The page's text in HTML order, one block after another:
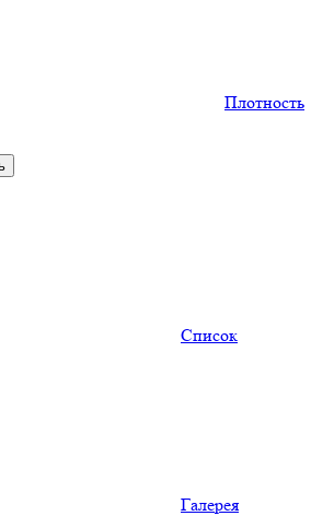
Плотность
Список
Галерея